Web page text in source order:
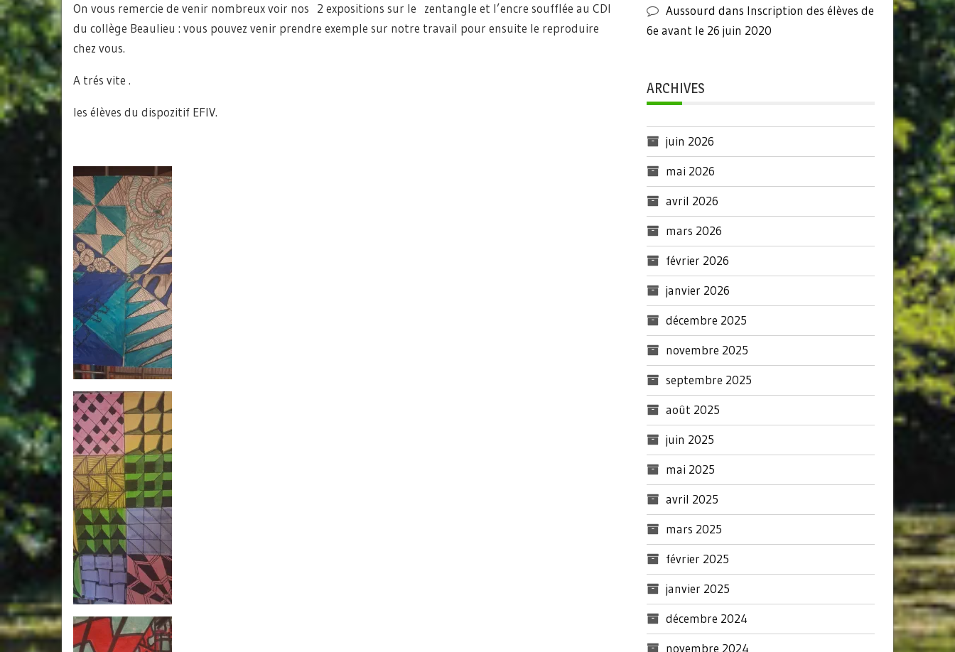
On vous remercie de venir nombreux voir nos 2 expositions sur le zentangle et l’encre soufflée au CDI
du collège Beaulieu : vous pouvez venir prendre exemple sur notre travail pour ensuite le reproduire
chez vous.
A trés vite .
les élèves du dispozitif EFIV.
Aussourd dans Inscription des élèves de
6e avant le 26 juin 2020
ARCHIVES
juin 2026
mai 2026
avril 2026
mars 2026
février 2026
janvier 2026
décembre 2025
novembre 2025
septembre 2025
août 2025
juin 2025
mai 2025
avril 2025
mars 2025
février 2025
janvier 2025
décembre 2024
novembre 2024